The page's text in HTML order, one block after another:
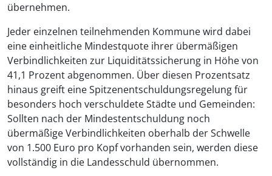
übernehmen.
Jeder einzelnen teilnehmenden Kommune wird dabei
eine einheitliche Mindestquote ihrer übermäßigen
Verbindlichkeiten zur Liquiditätssicherung in Höhe von
41,1 Prozent abgenommen. Über diesen Prozentsatz
hinaus greift eine Spitzenentschuldungsregelung für
besonders hoch verschuldete Städte und Gemeinden:
Sollten nach der Mindestentschuldung noch
übermäßige Verbindlichkeiten oberhalb der Schwelle
von 1.500 Euro pro Kopf vorhanden sein, werden diese
vollständig in die Landesschuld übernommen.